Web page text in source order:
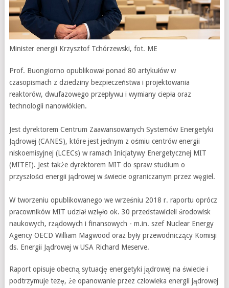
Minister energii Krzysztof Tchórzewski, fot. ME
Prof. Buongiorno opublikował ponad 80 artykułów w
czasopismach z dziedziny bezpieczeństwa i projektowania
reaktorów, dwufazowego przepływu i wymiany ciepła oraz
technologii nanowłókien.
Jest dyrektorem Centrum Zaawansowanych Systemów Energetyki
Jądrowej (CANES), które jest jednym z ośmiu centrów energii
niskoemisyjnej (LCECs) w ramach Inicjatywy Energetycznej MIT
(MITEI). Jest także dyrektorem MIT do spraw studium o
przyszłości energii jądrowej w świecie ograniczanym przez węgiel.
W tworzeniu opublikowanego we wrześniu 2018 r. raportu oprócz
pracowników MIT udział wzięło ok. 30 przedstawicieli środowisk
naukowych, rządowych i finansowych - m.in. szef Nuclear Energy
Agency OECD William Magwood oraz były przewodniczący Komisji
ds. Energii Jądrowej w USA Richard Meserve.
Raport opisuje obecną sytuację energetyki jądrowej na świecie i
podtrzymuje tezę, że opanowanie przez człowieka energii jądrowej